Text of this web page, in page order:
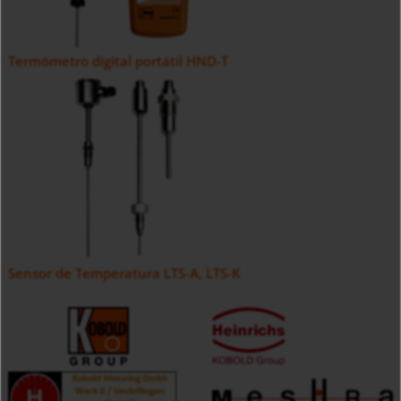
Termómetro digital portátil HND-T
Sensor de Temperatura LTS-A, LTS-K